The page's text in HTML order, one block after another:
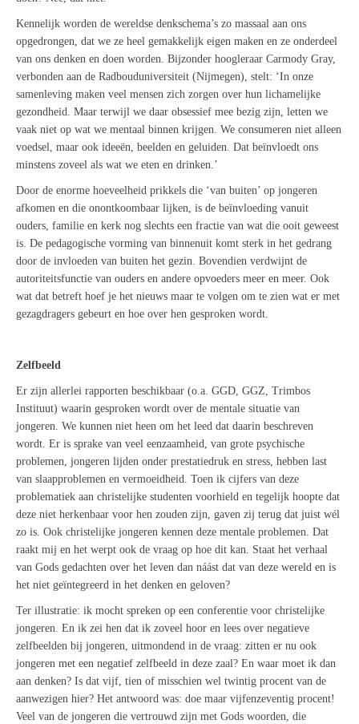
Kennelijk worden de wereldse denkschema’s zo massaal aan ons
opgedrongen, dat we ze heel gemakkelijk eigen maken en ze onderdeel
van ons denken en doen worden. Bijzonder hoogleraar Carmody Gray,
verbonden aan de Radbouduniversiteit (Nijmegen), stelt: ‘In onze
samenleving maken veel mensen zich zorgen over hun lichamelijke
gezondheid. Maar terwijl we daar obsessief mee bezig zijn, letten we
vaak niet op wat we mentaal binnen krijgen. We consumeren niet alleen
voedsel, maar ook ideeën, beelden en geluiden. Dat beïnvloedt ons
minstens zoveel als wat we eten en drinken.’
Door de enorme hoeveelheid prikkels die ‘van buiten’ op jongeren
afkomen en die onontkoombaar lijken, is de beïnvloeding vanuit
ouders, familie en kerk nog slechts een fractie van wat die ooit geweest
is. De pedagogische vorming van binnenuit komt sterk in het gedrang
door de invloeden van buiten het gezin. Bovendien verdwijnt de
autoriteitsfunctie van ouders en andere opvoeders meer en meer. Ook
wat dat betreft hoef je het nieuws maar te volgen om te zien wat er met
gezagdragers gebeurt en hoe over hen gesproken wordt.
Zelfbeeld
Er zijn allerlei rapporten beschikbaar (o.a. GGD, GGZ, Trimbos
Instituut) waarin gesproken wordt over de mentale situatie van
jongeren. We kunnen niet heen om het leed dat daarin beschreven
wordt. Er is sprake van veel eenzaamheid, van grote psychische
problemen, jongeren lijden onder prestatiedruk en stress, hebben last
van slaapproblemen en vermoeidheid. Toen ik cijfers van deze
problematiek aan christelijke studenten voorhield en tegelijk hoopte dat
deze niet herkenbaar voor hen zouden zijn, gaven zij terug dat juist wél
zo is. Ook christelijke jongeren kennen deze mentale problemen. Dat
raakt mij en het werpt ook de vraag op hoe dit kan. Staat het verhaal
van Gods gedachten over het leven dan náást dat van deze wereld en is
het niet geïntegreerd in het denken en geloven?
Ter illustratie: ik mocht spreken op een conferentie voor christelijke
jongeren. En ik zei hen dat ik zoveel hoor en lees over negatieve
zelfbeelden bij jongeren, uitmondend in de vraag: zitten er nu ook
jongeren met een negatief zelfbeeld in deze zaal? En waar moet ik dan
aan denken? Is dat vijf, tien of misschien wel twintig procent van de
aanwezigen hier? Het antwoord was: doe maar vijfenzeventig procent!
Veel van de jongeren die vertrouwd zijn met Gods woorden, die